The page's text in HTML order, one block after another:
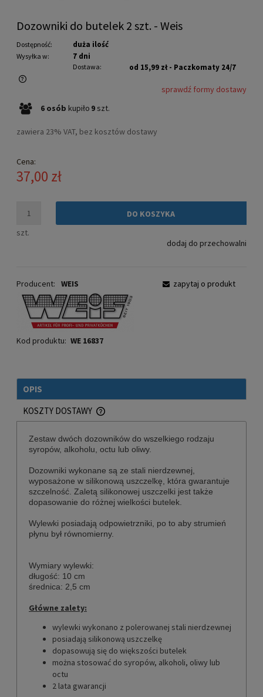
Dozowniki do butelek 2 szt. - Weis
Dostępność: duża ilość
Wysyłka w: 7 dni
Dostawa: od 15,99 zł - Paczkomaty 24/7
Cena nie zawiera ewentualnych kosztów płatności
sprawdź formy dostawy
6 osób kupiło 9 szt.
zawiera 23% VAT, bez kosztów dostawy
Cena:
37,00 zł
szt.
DO KOSZYKA
dodaj do przechowalni
Producent: WEIS
Kod produktu: WE 16837
zapytaj o produkt
OPIS
KOSZTY DOSTAWY
CENA NIE ZAWIERA EWENTUALNYCH KOSZTÓW PŁATNOŚCI
Zestaw dwóch dozowników do wszelkiego rodzaju
syropów, alkoholu, octu lub oliwy.
Dozowniki wykonane są ze stali nierdzewnej,
wyposażone w silikonową uszczelkę, która gwarantuje
szczelność. Zaletą silikonowej uszczelki jest także
dopasowanie do różnej wielkości butelek.
Wylewki posiadają odpowietrzniki, po to aby strumień
płynu był równomierny.
Wymiary wylewki:
długość: 10 cm
średnica: 2,5 cm
Główne zalety:
wylewki wykonano z polerowanej stali nierdzewnej
posiadają silikonową uszczelkę
dopasowują się do większości butelek
można stosować do syropów, alkoholi, oliwy lub
octu
2 lata gwarancji